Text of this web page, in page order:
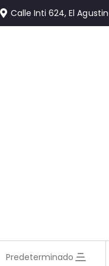
Calle Inti 624, El
Predeterminado